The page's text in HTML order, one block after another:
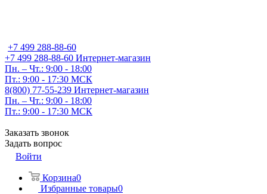
+7 499 288-88-60
+7 499 288-88-60 Интернет-магазин
Пн. – Чт.: 9:00 - 18:00
Пт.: 9:00 - 17:30 МСК
8(800) 77-55-239 Интернет-магазин
Пн. – Чт.: 9:00 - 18:00
Пт.: 9:00 - 17:30 МСК
Заказать звонок
Задать вопрос
Войти
Корзина0
Избранные товары0